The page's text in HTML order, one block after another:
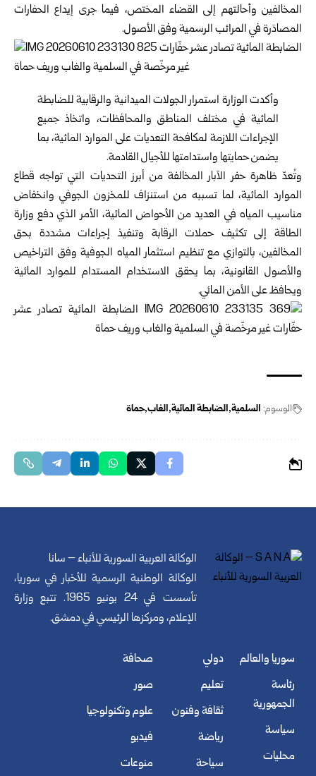
المخالفين وأحالتهم إلى القضاء المختص، فيما جرى إيداع الحفارات
المصادَرة في المرائب الرسمية وفق الأصول.
وأكدت الوزارة استمرار الجولات الميدانية والرقابية للضابطة
المائية في مختلف المناطق والمحافظات، واتخاذ جميع
الإجراءات اللازمة لمكافحة التعديات على الموارد المائية، بما
يضمن حمايتها واستدامتها للأجيال القادمة.
وتُعدّ ظاهرة حفر الآبار المخالفة من أبرز التحديات التي تواجه قطاع
الموارد المائية، لما تسببه من استنزاف للمخزون الجوفي وانخفاض
مناسيب المياه في العديد من الأحواض المائية، الأمر الذي دفع وزارة
الطاقة إلى تكثيف حملات الرقابة وتنفيذ إجراءات مشددة بحق
المخالفين، بالتوازي مع تنظيم استثمار المياه الجوفية وفق التراخيص
والأصول القانونية، بما يحقق الاستخدام المستدام للموارد المائية
ويحافظ على الأمن المائي.
الوسوم: السلمية الضابطة المائية الغاب حماة
الوكالة العربية السورية للأنباء – سانا
الوكالة الوطنية الرسمية للأخبار في سوريا،
تأسست في 24 يونيو 1965. تتبع وزارة
الإعلام، ومركزها الرئيسي في دمشق.
سوريا والعالم
رئاسة
الجمهورية
سياسة
محليات
دولي
تعليم
ثقافة وفنون
رياضة
سياحة
صحافة
صور
علوم وتكنولوجيا
فيديو
منوعات